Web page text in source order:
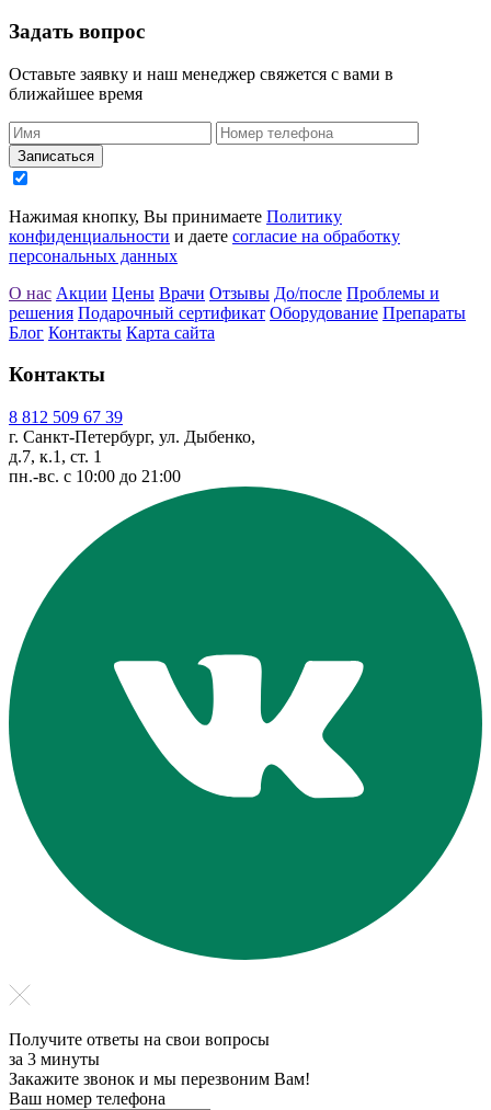
Задать вопрос
Оставьте заявку и наш менеджер свяжется с вами в
ближайшее время
Записаться
Нажимая кнопку, Вы принимаете Политику
конфиденциальности и даете согласие на обработку
персональных данных
О нас Акции Цены Врачи Отзывы До/после Проблемы и
решения Подарочный сертификат Оборудование Препараты
Блог Контакты Карта сайта
Контакты
8 812 509 67 39
г. Санкт-Петербург, ул. Дыбенко,
д.7, к.1, ст. 1
пн.-вс. с 10:00 до 21:00
Получите ответы на свои вопросы
за 3 минуты
Закажите звонок и мы перезвоним Вам!
Ваш номер телефона